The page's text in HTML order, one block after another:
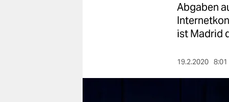
Abgaben
ist Madrid
19.2.2020